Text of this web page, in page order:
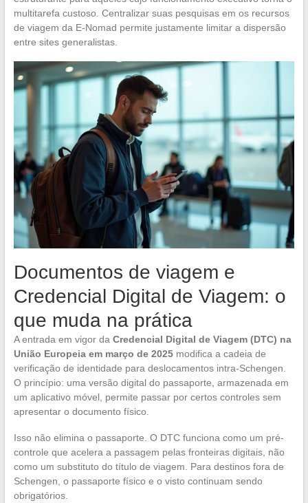
multitarefa custoso. Centralizar suas pesquisas em os recursos
de viagem da E-Nomad permite justamente limitar a dispersão
entre sites generalistas.
Documentos de viagem e
Credencial Digital de Viagem: o
que muda na prática
A entrada em vigor da Credencial Digital de Viagem (DTC) na
União Europeia em março de 2025modifica a cadeia de
verificação de identidade para deslocamentos intra-Schengen.
O princípio: uma versão digital do passaporte, armazenada em
um aplicativo móvel, permite passar por certos controles sem
apresentar o documento físico.
Isso não elimina o passaporte. O DTC funciona como um pré-
controle que acelera a passagem pelas fronteiras digitais, não
como um substituto do título de viagem. Para destinos fora de
Schengen, o passaporte físico e o visto continuam sendo
obrigatórios.